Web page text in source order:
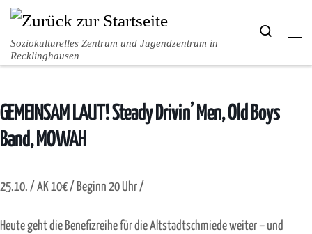
Zum Inhalt springen
Soziokulturelles Zentrum und Jugendzentrum in
Recklinghausen
Search
GEMEINSAM LAUT! Steady Drivin’ Men, Old Boys
Band, MOWAH
25.10. / AK 10€ / Beginn 20 Uhr /
Heute geht die Benefizreihe für die Altstadtschmiede weiter – und